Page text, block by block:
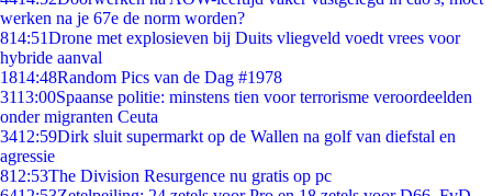
werken na je 67e de norm worden?
814:51Drone met explosieven bij Duits vliegveld voedt vrees voor
hybride aanval
1814:48Random Pics van de Dag #1978
3113:00Spaanse politie: minstens tien voor terrorisme veroordeelden
onder migranten Ceuta
3412:59Dirk sluit supermarkt op de Wallen na golf van diefstal en
agressie
812:53The Division Resurgence nu gratis op pc